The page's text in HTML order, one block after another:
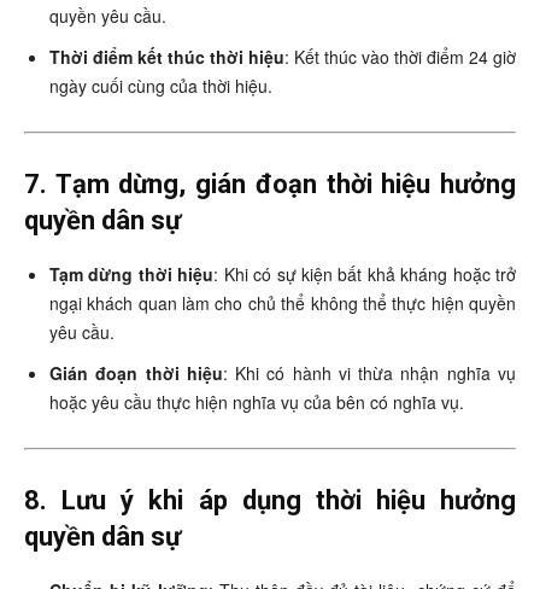
quyền yêu cầu.
Thời điểm kết thúc thời hiệu: Kết thúc vào thời điểm 24 giờ
ngày cuối cùng của thời hiệu.
7. Tạm dừng, gián đoạn thời hiệu hưởng
quyền dân sự
Tạm dừng thời hiệu: Khi có sự kiện bất khả kháng hoặc trở
ngại khách quan làm cho chủ thể không thể thực hiện quyền
yêu cầu.
Gián đoạn thời hiệu: Khi có hành vi thừa nhận nghĩa vụ
hoặc yêu cầu thực hiện nghĩa vụ của bên có nghĩa vụ.
8. Lưu ý khi áp dụng thời hiệu hưởng
quyền dân sự